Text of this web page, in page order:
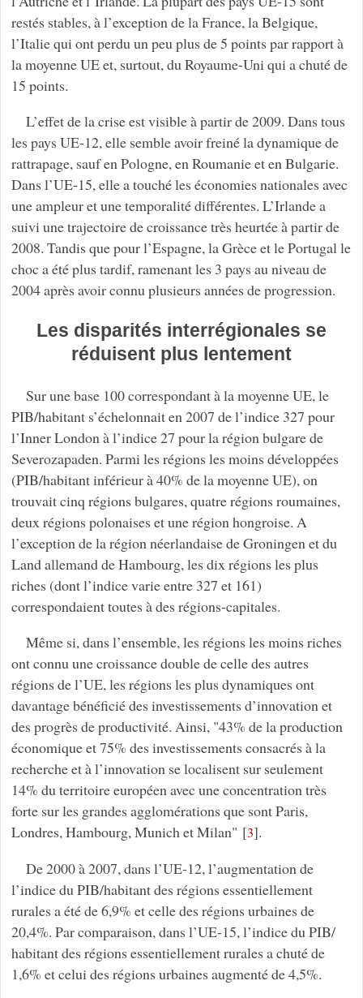
restés stables, à l’exception de la France, la Belgique,
l’Italie qui ont perdu un peu plus de 5 points par rapport à
la moyenne UE et, surtout, du Royaume-Uni qui a chuté de
15 points.
L’effet de la crise est visible à partir de 2009. Dans tous
les pays UE-12, elle semble avoir freiné la dynamique de
rattrapage, sauf en Pologne, en Roumanie et en Bulgarie.
Dans l’UE-15, elle a touché les économies nationales avec
une ampleur et une temporalité différentes. L’Irlande a
suivi une trajectoire de croissance très heurtée à partir de
2008. Tandis que pour l’Espagne, la Grèce et le Portugal le
choc a été plus tardif, ramenant les 3 pays au niveau de
2004 après avoir connu plusieurs années de progression.
Les disparités interrégionales se
réduisent plus lentement
Sur une base 100 correspondant à la moyenne UE, le
PIB/habitant s’échelonnait en 2007 de l’indice 327 pour
l’Inner London à l’indice 27 pour la région bulgare de
Severozapaden. Parmi les régions les moins développées
(PIB/habitant inférieur à 40% de la moyenne UE), on
trouvait cinq régions bulgares, quatre régions roumaines,
deux régions polonaises et une région hongroise. A
l’exception de la région néerlandaise de Groningen et du
Land allemand de Hambourg, les dix régions les plus
riches (dont l’indice varie entre 327 et 161)
correspondaient toutes à des régions-capitales.
Même si, dans l’ensemble, les régions les moins riches
ont connu une croissance double de celle des autres
régions de l’UE, les régions les plus dynamiques ont
davantage bénéficié des investissements d’innovation et
des progrès de productivité. Ainsi, "43% de la production
économique et 75% des investissements consacrés à la
recherche et à l’innovation se localisent sur seulement
14% du territoire européen avec une concentration très
forte sur les grandes agglomérations que sont Paris,
Londres, Hambourg, Munich et Milan" [3].
De 2000 à 2007, dans l’UE-12, l’augmentation de
l’indice du PIB/habitant des régions essentiellement
rurales a été de 6,9% et celle des régions urbaines de
20,4%. Par comparaison, dans l’UE-15, l’indice du PIB/
habitant des régions essentiellement rurales a chuté de
1,6% et celui des régions urbaines augmenté de 4,5%.